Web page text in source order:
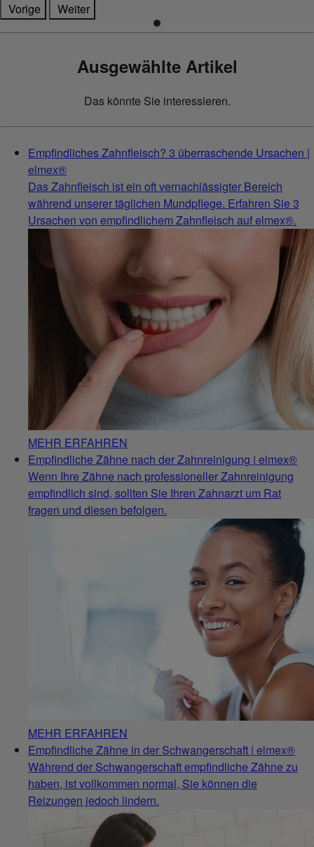
Vorige
Weiter
Ausgewählte Artikel
Das könnte Sie interessieren.
Empfindliches Zahnfleisch? 3 überraschende Ursachen |
elmex®
Das Zahnfleisch ist ein oft vernachlässigter Bereich
während unserer täglichen Mundpflege. Erfahren Sie 3
Ursachen von empfindlichem Zahnfleisch auf elmex®.
MEHR ERFAHREN
Empfindliche Zähne nach der Zahnreinigung | elmex®
Wenn Ihre Zähne nach professioneller Zahnreinigung
empfindlich sind, sollten Sie Ihren Zahnarzt um Rat
fragen und diesen befolgen.
MEHR ERFAHREN
Empfindliche Zähne in der Schwangerschaft | elmex®
Während der Schwangerschaft empfindliche Zähne zu
haben, ist vollkommen normal, Sie können die
Reizungen jedoch lindern.